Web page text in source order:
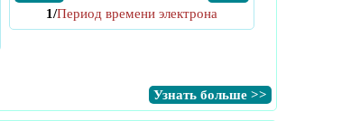
1/Период времени электрона
​Узнать больше >>